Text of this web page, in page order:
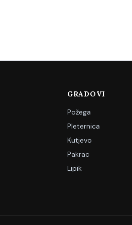
GRADOVI
Požega
Pleternica
Kutjevo
Pakrac
Lipik